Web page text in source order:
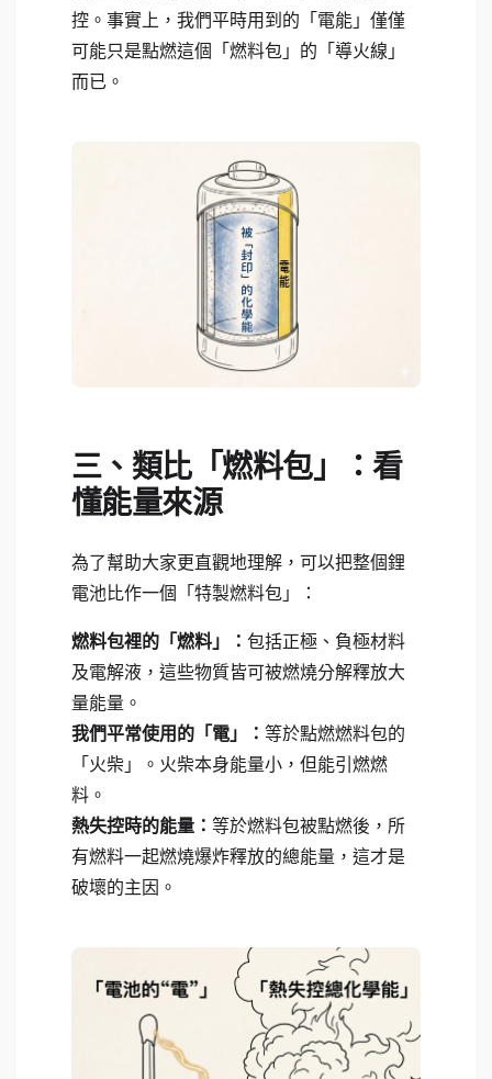
控。事實上，我們平時用到的「電能」僅僅
可能只是點燃這個「燃料包」的「導火線」
而已。
三、類比「燃料包」：看
懂能量來源
為了幫助大家更直觀地理解，可以把整個鋰
電池比作一個「特製燃料包」：
燃料包裡的「燃料」： 包括正極、負極材料
及電解液，這些物質皆可被燃燒分解釋放大
量能量。
我們平常使用的「電」： 等於點燃燃料包的
「火柴」。火柴本身能量小，但能引燃燃
料。
熱失控時的能量： 等於燃料包被點燃後，所
有燃料一起燃燒爆炸釋放的總能量，這才是
破壞的主因。